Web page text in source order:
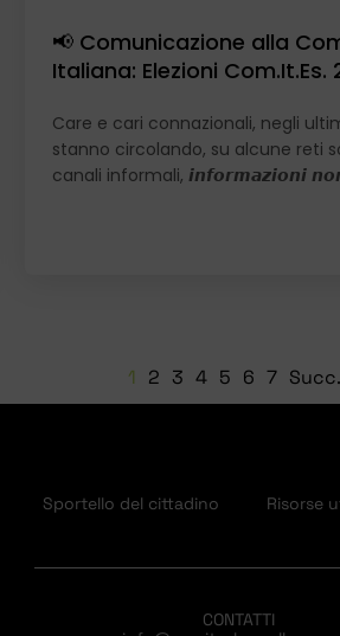
📢 Comunicazione alla
Italiana: Elezioni Com.It.Es.
Care e cari connazionali, negli
stanno circolando, su alcune reti
canali informali, 𝙞𝙣𝙛𝙤𝙧𝙢𝙖𝙯𝙞𝙤𝙣𝙞
1 2 3 4 5 6 7
Sportello del cittadino Risorse
CONTATTI